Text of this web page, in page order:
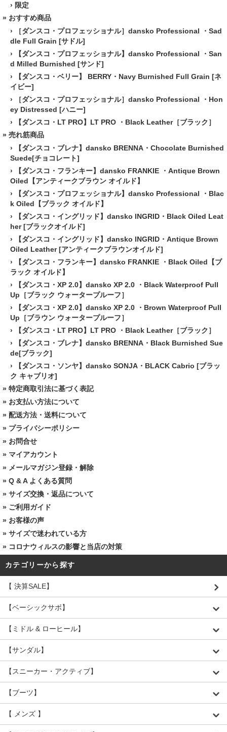
› 限定
» おすすめ商品
›
［ダンスコ・プロフェッショナル］dansko Professional ・Sad
dle Full Grain [サドル]
›
【ダンスコ・プロフェッショナル】dansko Professional ・San
d Milled Burnished [サンド]
›
【ダンスコ・ベリー】 BERRY・Navy Burnished Full Grain [ネ
イビー]
›
［ダンスコ・プロフェッショナル］dansko Professional ・Hon
ey Distressed [ハニー]
›
【ダンスコ・LT PRO】LT PRO ・Black Leather［ブラック］
» 売れ筋商品
›
【ダンスコ・ブレナ】dansko BRENNA・Chocolate Burnished
Suede[チョコレート]
›
【ダンスコ・フランキー】dansko FRANKIE ・Antique Brown
Oiled【アンティークブラウン オイルド】
›
【ダンスコ・プロフェッショナル】dansko Professional ・Blac
k Oiled【ブラック オイルド】
›
【ダンスコ・イングリッド】dansko INGRID・Black Oiled Leat
her [ブラックオイルド]
›
【ダンスコ・イングリッド】dansko INGRID・Antique Brown
Oiled Leather [アンティークブラウンオイルド]
›
【ダンスコ・フランキー】dansko FRANKIE ・Black Oiled【ブ
ラック オイルド】
›
【ダンスコ・XP 2.0】dansko XP 2.0 ・Black Waterproof Pull
Up［ブラック ウォータープルーフ］
›
【ダンスコ・XP 2.0】dansko XP 2.0 ・Brown Waterproof Pull
Up［ブラウン ウォータープルーフ］
›
【ダンスコ・LT PRO】LT PRO ・Black Leather［ブラック］
›
【ダンスコ・ブレナ】dansko BRENNA・Black Burnished Sue
de[ブラック]
›
【ダンスコ・ソンヤ】dansko SONJA・BLACK Cabrio [ブラッ
ク キャブリオ]
» 特定商取引法に基づく表記
» お支払い方法について
» 配送方法・送料について
» プライバシーポリシー
» お問合せ
» マイアカウント
» メールマガジン登録・解除
» Q & A よくある質問
» サイズ交換・返品について
» ご利用ガイド
» お客様の声
» サイズで迷われている方
» コロナウィルスの影響と当店の対策
カテゴリーから探す
【 決算SALE】
【ベーシックサボ】
【ミドル & ローヒール】
【サンダル】
【スニーカー・アクティブ】
【ブーツ】
【 メンズ 】